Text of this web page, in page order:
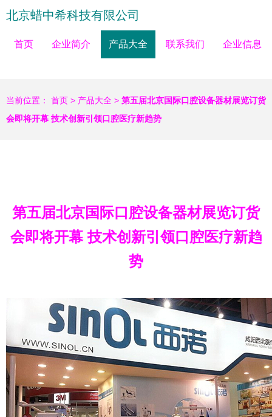
北京蜡中希科技有限公司
首页 企业简介 产品大全 联系我们 企业信息
当前位置： 首页 > 产品大全 > 第五届北京国际口腔设备器材展览订货
会即将开幕 技术创新引领口腔医疗新趋势
第五届北京国际口腔设备器材展览订货
会即将开幕 技术创新引领口腔医疗新趋
势